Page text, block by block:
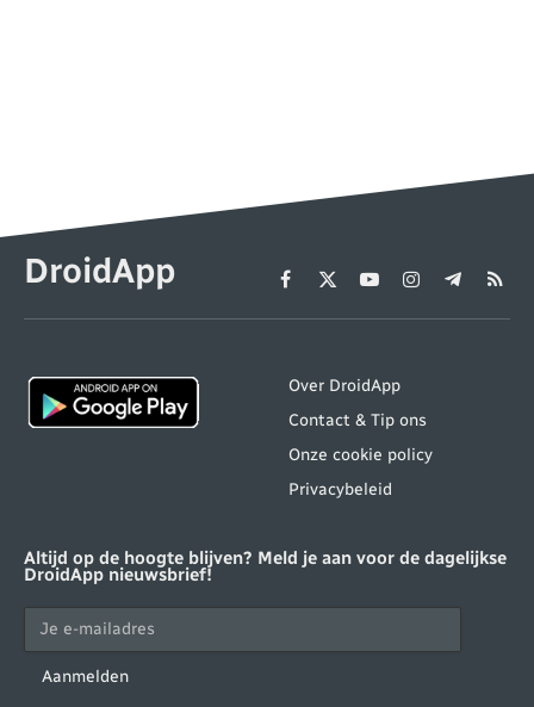
DroidApp Facebook
X
(Twitter)
YouTubeInstagram
Telegram
RSS
Over DroidApp
Contact & Tip ons
Onze cookie policy
Privacybeleid
Altijd op de hoogte blijven? Meld je aan voor de dagelijkse
DroidApp nieuwsbrief!
Aanmelden